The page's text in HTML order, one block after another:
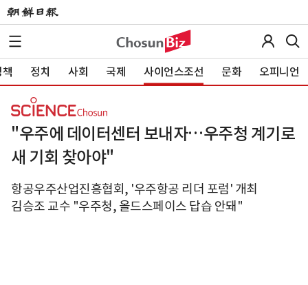
정치 사회 국제 사이언스조선 문화 오피니언
"우주에 데이터센터 보내자…우주청 계기로
새 기회 찾아야"
항공우주산업진흥협회, '우주항공 리더 포럼' 개최
김승조 교수 "우주청, 올드스페이스 답습 안돼"